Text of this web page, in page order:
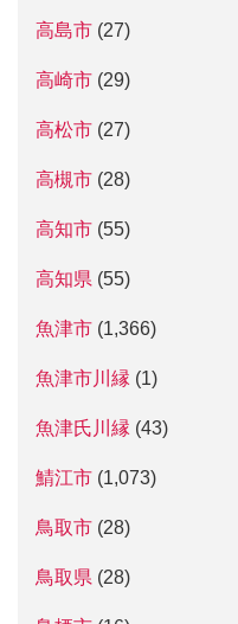
高島市 (27)
高崎市 (29)
高松市 (27)
高槻市 (28)
高知市 (55)
高知県 (55)
魚津市 (1,366)
魚津市川縁 (1)
魚津氏川縁 (43)
鯖江市 (1,073)
鳥取市 (28)
鳥取県 (28)